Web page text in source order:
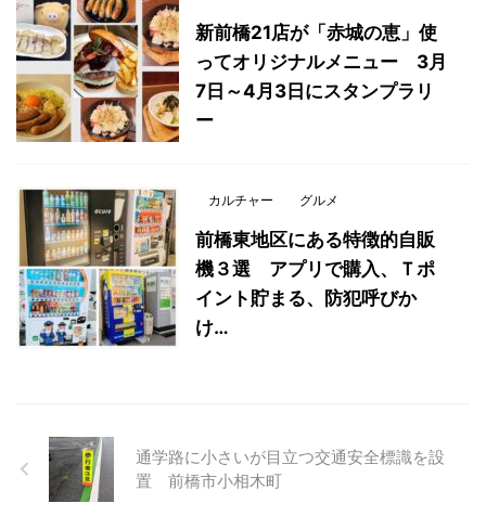
新前橋21店が「赤城の恵」使
ってオリジナルメニュー 3月
7日～4月3日にスタンプラリ
ー
カルチャー グルメ
前橋東地区にある特徴的自販
機３選 アプリで購入、Ｔポ
イント貯まる、防犯呼びか
け…
通学路に小さいが目立つ交通安全標識を設
置 前橋市小相木町